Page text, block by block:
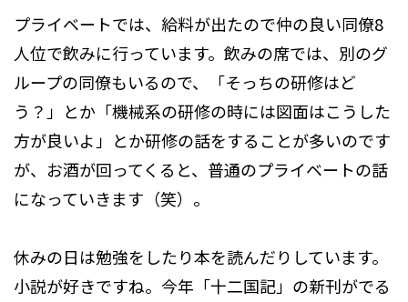
プライベートでは、給料が出たので仲の良い同僚8
人位で飲みに行っています。飲みの席では、別のグ
ループの同僚もいるので、「そっちの研修はど
う？」とか「機械系の研修の時には図面はこうした
方が良いよ」とか研修の話をすることが多いのです
が、お酒が回ってくると、普通のプライベートの話
になっていきます（笑）。
休みの日は勉強をしたり本を読んだりしています。
小説が好きですね。今年「十二国記」の新刊がでる